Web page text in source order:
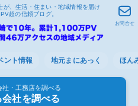
、生活・住まい・地域情報を届け
超の信頼ブログ。
ント情報 地元まにあっく ほん
社・工務店を調べる
会社を調べる
お問合せ